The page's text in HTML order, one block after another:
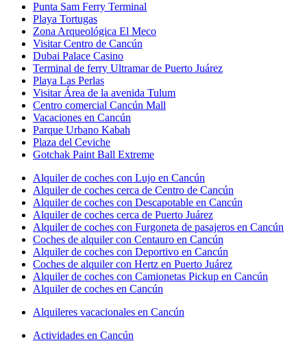
Punta Sam Ferry Terminal
Playa Tortugas
Zona Arqueológica El Meco
Visitar Centro de Cancún
Dubai Palace Casino
Terminal de ferry Ultramar de Puerto Juárez
Playa Las Perlas
Visitar Área de la avenida Tulum
Centro comercial Cancún Mall
Vacaciones en Cancún
Parque Urbano Kabah
Plaza del Ceviche
Gotchak Paint Ball Extreme
Alquiler de coches con Lujo en Cancún
Alquiler de coches cerca de Centro de Cancún
Alquiler de coches con Descapotable en Cancún
Alquiler de coches cerca de Puerto Juárez
Alquiler de coches con Furgoneta de pasajeros en Cancún
Coches de alquiler con Centauro en Cancún
Alquiler de coches con Deportivo en Cancún
Coches de alquiler con Hertz en Puerto Juárez
Alquiler de coches con Camionetas Pickup en Cancún
Alquiler de coches en Cancún
Alquileres vacacionales en Cancún
Actividades en Cancún